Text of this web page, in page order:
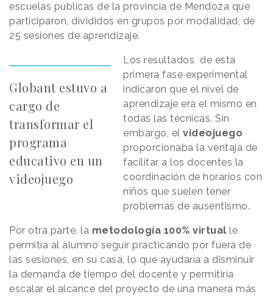
escuelas públicas de la provincia de Mendoza que
participaron, divididos en grupos por modalidad, de
25 sesiones de aprendizaje.
Globant estuvo a
cargo de
transformar el
programa
educativo en un
videojuego
Los resultados de esta
primera fase experimental
indicaron que el nivel de
aprendizaje era el mismo en
todas las técnicas. Sin
embargo, elvideojuego
proporcionaba la ventaja de
facilitar a los docentes la
coordinación de horarios con
niños que suelen tener
problemas de ausentismo.
Por otra parte, la metodología 100% virtual le
permitía al alumno seguir practicando por fuera de
las sesiones, en su casa, lo que ayudaría a disminuir
la demanda de tiempo del docente y permitiría
escalar el alcance del proyecto de una manera más